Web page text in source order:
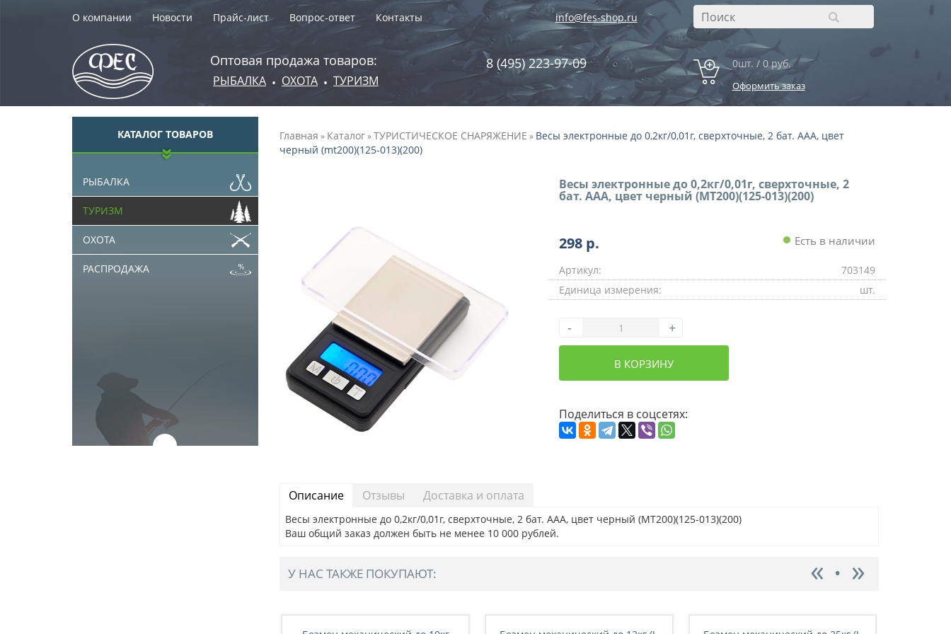
О компании Новости Прайс-лист Вопрос-ответ Контакты info@fes-shop.ru
Оптовая продажа товаров:
РЫБАЛКА • ОХОТА • ТУРИЗМ
8 (495) 223-97-09 0шт. / 0 руб.
Оформить заказ
КАТАЛОГ ТОВАРОВ
РЫБАЛКА
ТУРИЗМ
ОХОТА
РАСПРОДАЖА
Главная » Каталог»ТУРИСТИЧЕСКОЕ СНАРЯЖЕНИЕ » Весы электронные до 0,2кг/0,01г, сверхточные, 2 бат. ААА, цвет
черный (mt200)(125-013)(200)
Весы электронные до 0,2кг/0,01г, сверхточные, 2
бат. ААА, цвет черный (MT200)(125-013)(200)
298 р. Есть в наличии
Артикул:
703149
Единица измерения:
шт.
- +
В КОРЗИНУ
Поделиться в соцсетях:
Описание Отзывы Доставка и оплата
Весы электронные до 0,2кг/0,01г, сверхточные, 2 бат. ААА, цвет черный (MT200)(125-013)(200)
Ваш общий заказ должен быть не менее 10 000 рублей.
У НАС ТАКЖЕ ПОКУПАЮТ: